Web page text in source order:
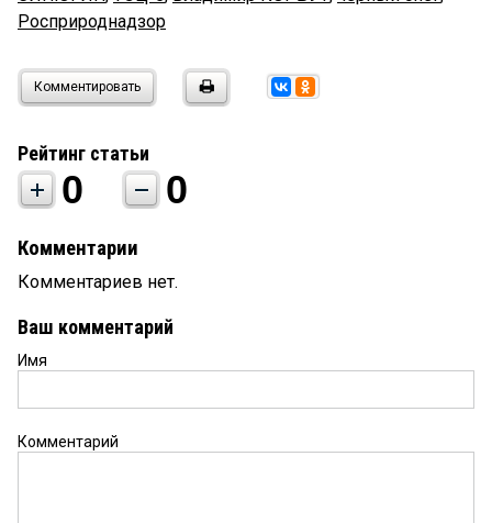
Росприроднадзор
Комментировать
Рейтинг статьи
0 0
Комментарии
Комментариев нет.
Ваш комментарий
Имя
Комментарий